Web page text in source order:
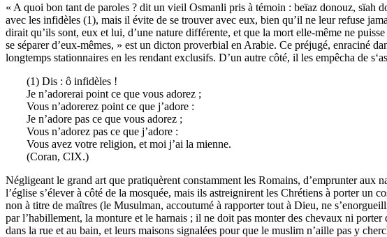
« A quoi bon tant de paroles ? dit un vieil Osmanli pris à témoin : beïaz donouz, sïah
avec les infidèles (1), mais il évite de se trouver avec eux, bien qu’il ne leur refuse
dirait qu’ils sont, eux et lui, d’une nature différente, et que la mort elle-même ne
se séparer d’eux-mêmes, » est un dicton proverbial en Arabie. Ce préjugé, enraciné
longtemps stationnaires en les rendant exclusifs. D’un autre côté, il les empêcha de
(1) Dis : ô infidèles !
Je n’adorerai point ce que vous adorez ;
Vous n’adorerez point ce que j’adore :
Je n’adore pas ce que vous adorez ;
Vous n’adorez pas ce que j’adore :
Vous avez votre religion, et moi j’ai la mienne.
(Coran, CIX.)
Négligeant le grand art que pratiquèrent constamment les Romains, d’emprunter aux
l’église s’élever à côté de la mosquée, mais ils astreignirent les Chrétiens à porter un
non à titre de maîtres (le Musulman, accoutumé à rapporter tout à Dieu, ne
par l’habillement, la monture et le harnais ; il ne doit pas monter des chevaux ni
dans la rue et au bain, et leurs maisons signalées pour que le muslim n’aille pas y